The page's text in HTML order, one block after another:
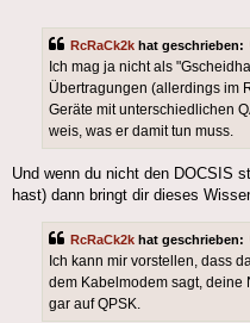
RcRaCk2k hat geschrieben:
Ich mag ja nicht als
Übertragungen (allerdings im
Geräte mit unterschiedlichen
weis, was er damit tun muss.
Und wenn du nicht den DOCSIS
hast) dann bringt dir dieses
RcRaCk2k hat geschrieben:
Ich kann mir vorstellen, dass
dem Kabelmodem sagt, deine
gar auf QPSK.